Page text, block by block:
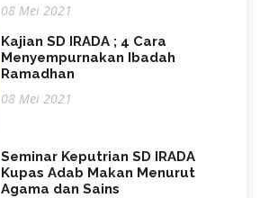
08 Mei 2021
Kajian SD IRADA ; 4 Cara
Menyempurnakan Ibadah
Ramadhan
08 Mei 2021
Seminar Keputrian SD IRADA
Kupas Adab Makan Menurut
Agama dan Sains